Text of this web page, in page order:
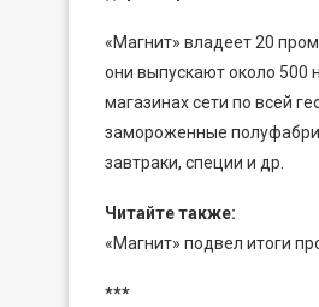
«Магнит» владеет 20
они выпускают около 500
магазинах сети по всей
замороженные
завтраки, специи и др.
Читайте также:
«Магнит» подвел итоги
***